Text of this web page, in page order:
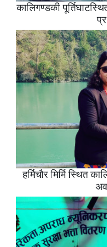
कालिगण्डकी
हर्मिचौर मिर्मि स्थित